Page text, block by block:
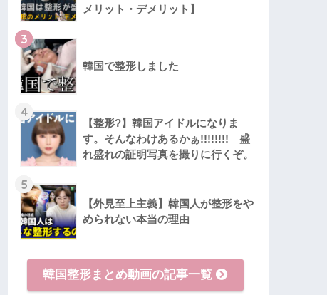
メリット・デメリット】
3
韓国で整形しました
4
【整形?】韓国アイドルになりま
す。そんなわけあるかぁ!!!!!!!! 盛
れ盛れの証明写真を撮りに行くぞ。
5
【外見至上主義】韓国人が整形をや
められない本当の理由
韓国整形まとめ動画の記事一覧